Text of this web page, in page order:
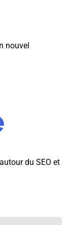
nouvel
du SEO et